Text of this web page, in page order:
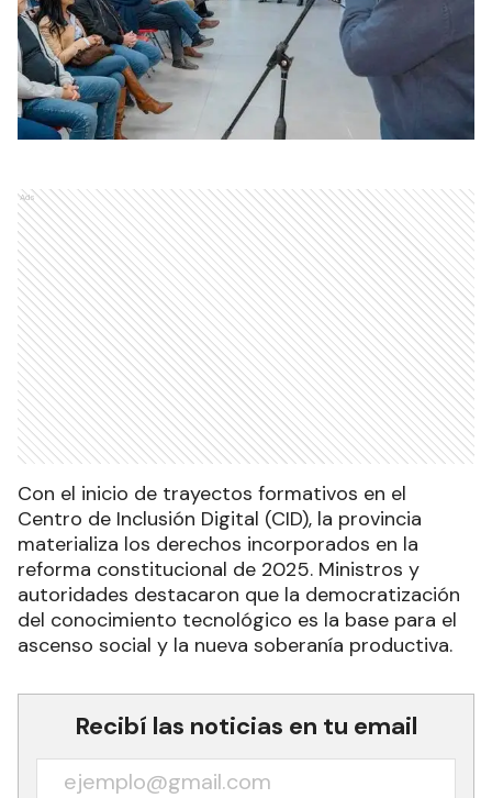
Ads
Con el inicio de trayectos formativos en el
Centro de Inclusión Digital (CID), la provincia
materializa los derechos incorporados en la
reforma constitucional de 2025. Ministros y
autoridades destacaron que la democratización
del conocimiento tecnológico es la base para el
ascenso social y la nueva soberanía productiva.
Recibí las noticias en tu email